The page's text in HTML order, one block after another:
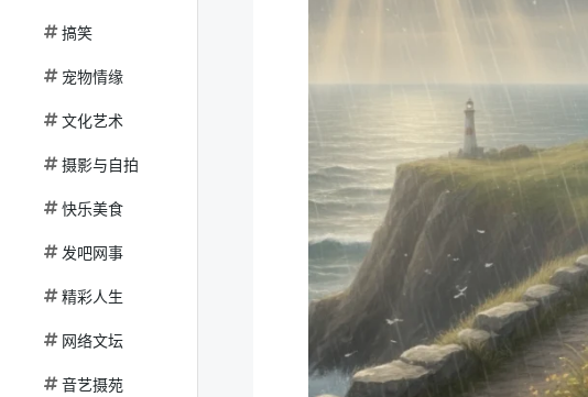
搞笑
宠物情缘
文化艺术
摄影与自拍
快乐美食
发吧网事
精彩人生
网络文坛
音艺摄苑